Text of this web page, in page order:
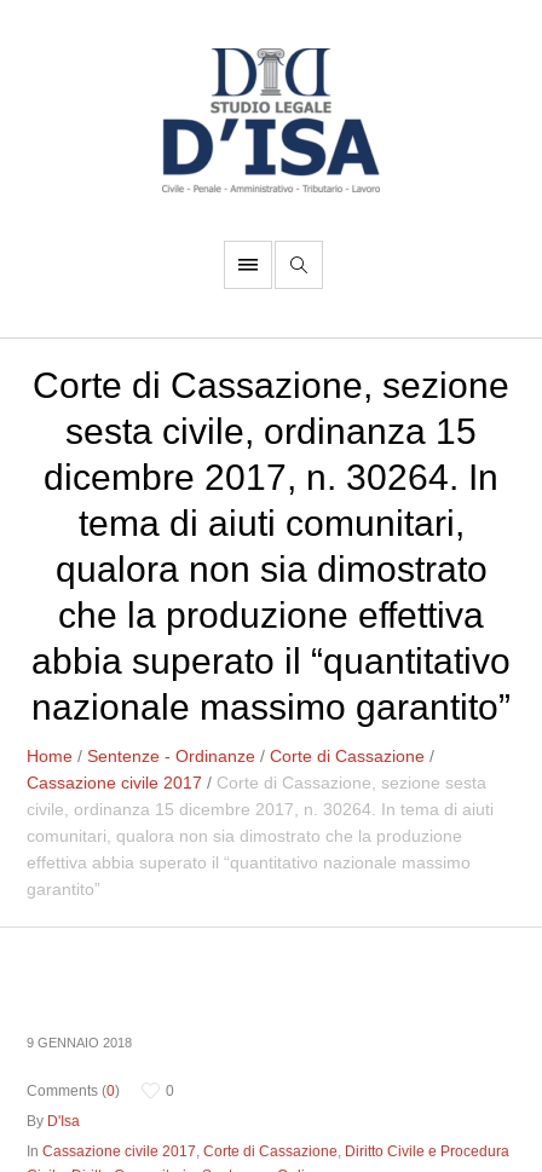
Corte di Cassazione, sezione
sesta civile, ordinanza 15
dicembre 2017, n. 30264. In
tema di aiuti comunitari,
qualora non sia dimostrato
che la produzione effettiva
abbia superato il “quantitativo
nazionale massimo garantito”
Home /Sentenze - Ordinanze /Corte di Cassazione /
Cassazione civile 2017 / Corte di Cassazione, sezione sesta
civile, ordinanza 15 dicembre 2017, n. 30264. In tema di aiuti
comunitari, qualora non sia dimostrato che la produzione
effettiva abbia superato il “quantitativo nazionale massimo
garantito”
9 GENNAIO 2018
Comments (0)
0
By D'Isa
InCassazione civile 2017,Corte di Cassazione, Diritto Civile e Procedura